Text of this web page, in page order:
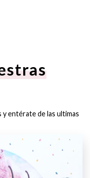
entérate de las ultimas